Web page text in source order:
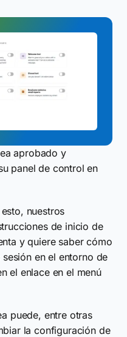
aprobado y
panel de control en
nuestros
de inicio de
y quiere saber cómo
en el entorno de
el enlace en el menú
puede, entre otras
la configuración de